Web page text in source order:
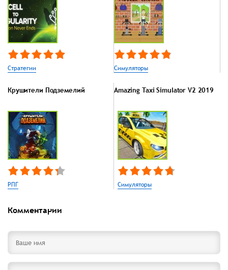
Стратегии Симуляторы
Крушители Подземелий
РПГ
Amazing Taxi Simulator V2 2019
Симуляторы
Комментарии